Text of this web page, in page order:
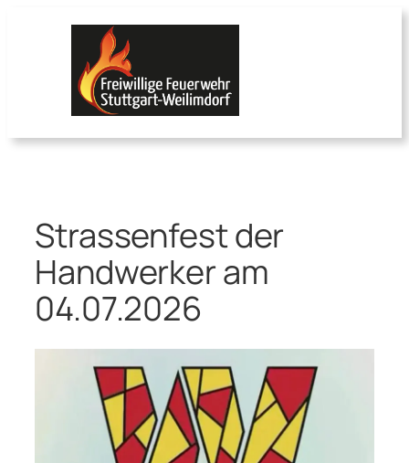
Strassenfest der
Handwerker am
04.07.2026